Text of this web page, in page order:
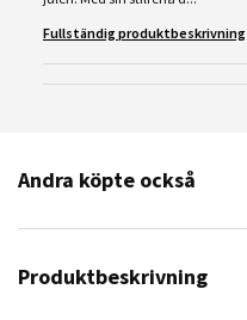
Fullständig produktbeskrivning
Andra köpte också
Produktbeskrivning